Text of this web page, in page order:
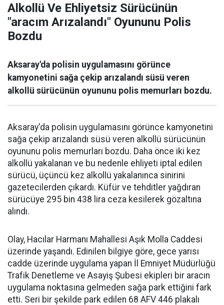
Alkollü Ve Ehliyetsiz Sürücünün
"aracım Arızalandı" Oyununu Polis
Bozdu
Aksaray'da polisin uygulamasını görünce
kamyonetini sağa çekip arızalandı süsü veren
alkollü sürücünün oyununu polis memurları bozdu.
Aksaray'da polisin uygulamasını görünce kamyonetini
sağa çekip arızalandı süsü veren alkollü sürücünün
oyununu polis memurları bozdu. Daha önce iki kez
alkollü yakalanan ve bu nedenle ehliyeti iptal edilen
sürücü, üçüncü kez alkollü yakalanınca sinirini
gazetecilerden çıkardı. Küfür ve tehditler yağdıran
sürücüye 295 bin 438 lira ceza kesilerek gözaltına
alındı.
Olay, Hacılar Harmanı Mahallesi Aşık Molla Caddesi
üzerinde yaşandı. Edinilen bilgiye göre, gece yarısı
cadde üzerinde uygulama yapan İl Emniyet Müdürlüğü
Trafik Denetleme ve Asayiş Şubesi ekipleri bir aracın
uygulama noktasına gelmeden sağa park ettiğini fark
etti. Seri bir şekilde park edilen 68 AFV 446 plakalı